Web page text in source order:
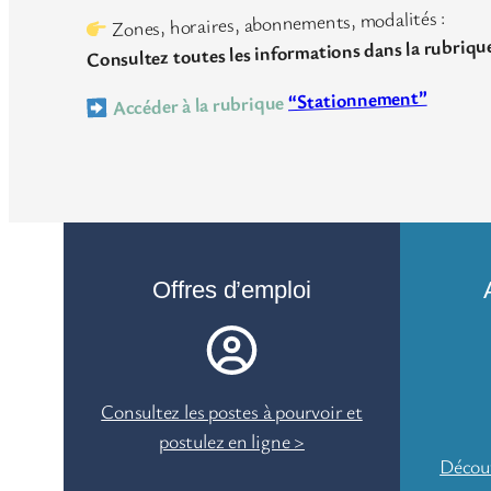
Zones, horaires, abonnements, modalités :
Consultez toutes les informations dans la
Accéder à la rubrique“Stationnement”
Offres d’emploi
Consultez les postes à pourvoir et
postulez en ligne >